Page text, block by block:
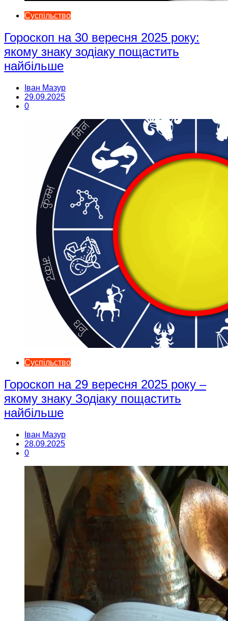
Суспільство
Гороскоп на 30 вересня 2025 року:
якому знаку зодіаку пощастить
найбільше
Іван Мазур
29.09.2025
0
Суспільство
Гороскоп на 29 вересня 2025 року –
якому знаку Зодіаку пощастить
найбільше
Іван Мазур
28.09.2025
0